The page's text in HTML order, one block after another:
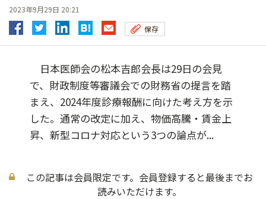
2023年9月29日 20:21
保存
日本医師会の松本吉郎会長は29日の会見
で、財政制度等審議会での財務省の提言を踏
まえ、2024年度診療報酬に向けた考え方を示
した。通常の改定に加え、物価高騰・賃金上
昇、新型コロナ対応という3つの論点が...
この記事は会員限定です。会員登録すると最後までお
読みいただけます。